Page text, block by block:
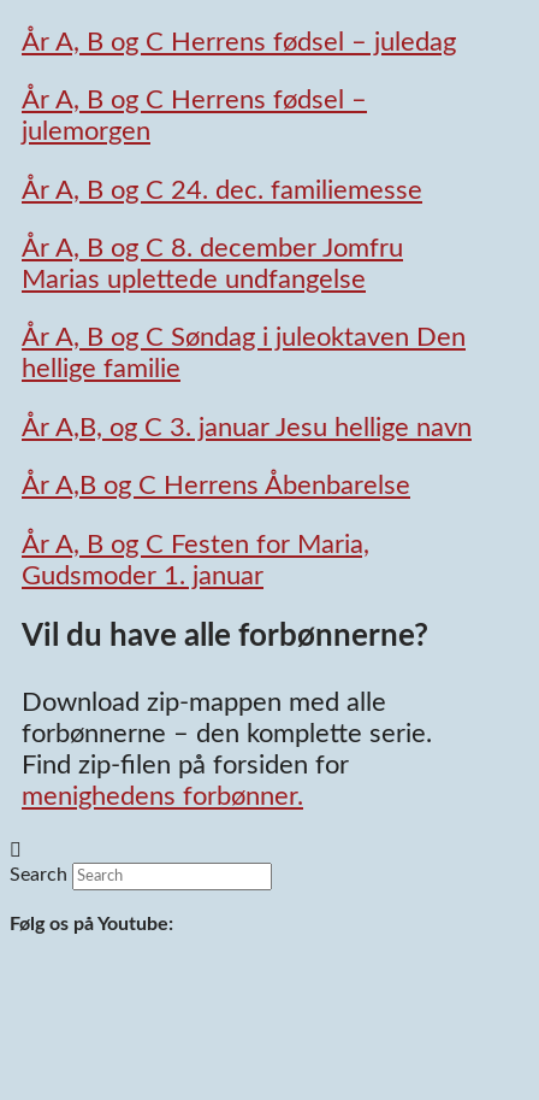
År A, B og C Herrens fødsel – juledag
År A, B og C Herrens fødsel –
julemorgen
År A, B og C 24. dec. familiemesse
År A, B og C 8. december Jomfru
Marias uplettede undfangelse
År A, B og C Søndag i juleoktaven Den
hellige familie
År A,B, og C 3. januar Jesu hellige navn
År A,B og C Herrens Åbenbarelse
År A, B og C Festen for Maria,
Gudsmoder 1. januar
Vil du have alle forbønnerne?
Download zip-mappen med alle
forbønnerne – den komplette serie.
Find zip-filen på forsiden for
menighedens forbønner.
Search
Følg os på Youtube: